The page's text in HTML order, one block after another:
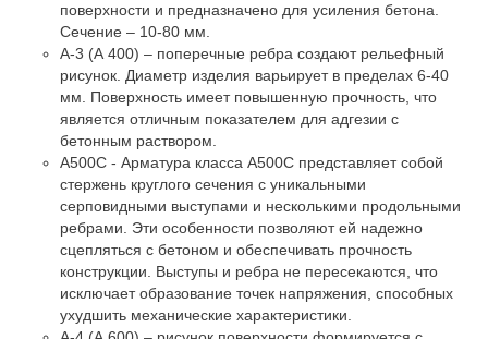
поверхности и предназначено для усиления бетона.
Сечение – 10-80 мм.
А-3 (А 400) – поперечные ребра создают рельефный
рисунок. Диаметр изделия варьирует в пределах 6-40
мм. Поверхность имеет повышенную прочность, что
является отличным показателем для адгезии с
бетонным раствором.
А500С - Арматура класса А500С представляет собой
стержень круглого сечения с уникальными
серповидными выступами и несколькими продольными
ребрами. Эти особенности позволяют ей надежно
сцепляться с бетоном и обеспечивать прочность
конструкции. Выступы и ребра не пересекаются, что
исключает образование точек напряжения, способных
ухудшить механические характеристики.